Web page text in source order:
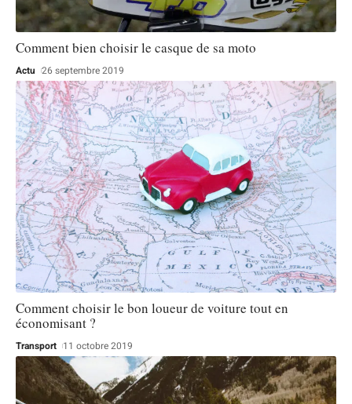
Comment bien choisir le casque de sa moto
Actu 26 septembre 2019
Comment choisir le bon loueur de voiture tout en
économisant ?
Transport 11 octobre 2019